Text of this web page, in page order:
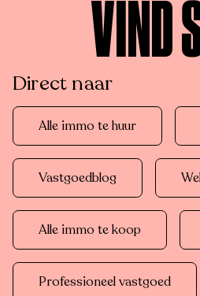
VIND
Direct naar
Alle immo te huur
Vastgoedblog
Alle immo te koop
Professioneel vastgoed